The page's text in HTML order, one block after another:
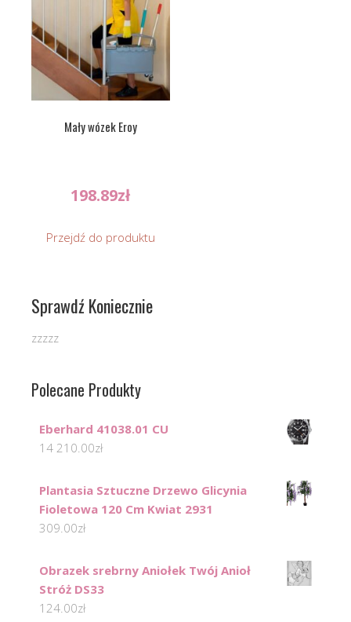
Mały wózek Eroy
198.89zł
Przejdź do produktu
Sprawdź Koniecznie
zzzzz
Polecane Produkty
Eberhard 41038.01 CU
14 210.00zł
Plantasia Sztuczne Drzewo Glicynia
Fioletowa 120 Cm Kwiat 2931
309.00zł
Obrazek srebrny Aniołek Twój Anioł
Stróż DS33
124.00zł